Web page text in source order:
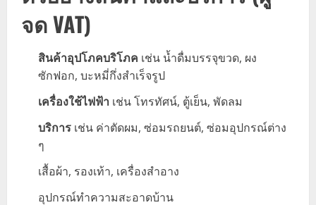
จด VAT)
สินค้าอุปโภคบริโภค เช่น น้ำดื่มบรรจุขวด, ผง
ซักฟอก, บะหมี่กึ่งสำเร็จรูป
เครื่องใช้ไฟฟ้า เช่น โทรทัศน์, ตู้เย็น, พัดลม
บริการ เช่น ค่าตัดผม, ซ่อมรถยนต์, ซ่อมอุปกรณ์ต่าง
ๆ
เสื้อผ้า, รองเท้า, เครื่องสำอาง
อุปกรณ์ทำความสะอาดบ้าน